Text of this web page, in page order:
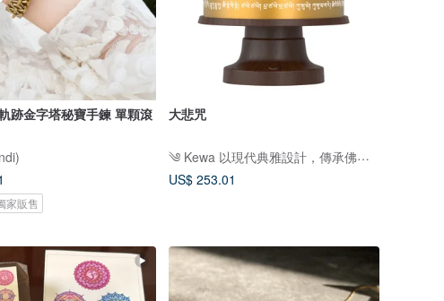
家販售
大悲咒
༄ Kewa 以現代典雅設計，傳承佛教文化之美༄
US$ 253.01